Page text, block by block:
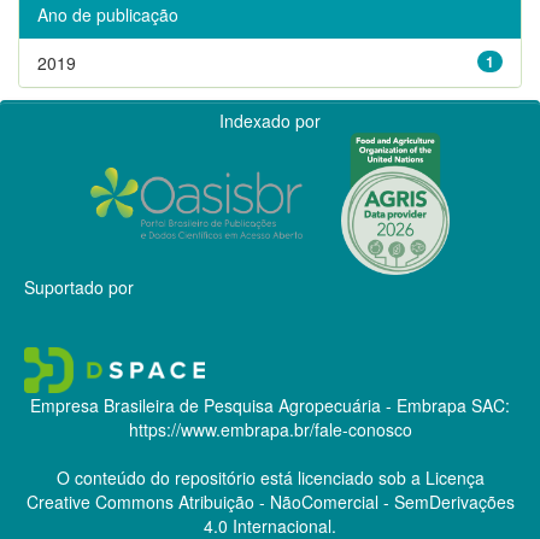
Ano de publicação
1
2019
Indexado por
Suportado por
Empresa Brasileira de Pesquisa Agropecuária - Embrapa SAC:
https://www.embrapa.br/fale-conosco
O conteúdo do repositório está licenciado sob a Licença
Creative CommonsAtribuição - NãoComercial - SemDerivações
4.0 Internacional.